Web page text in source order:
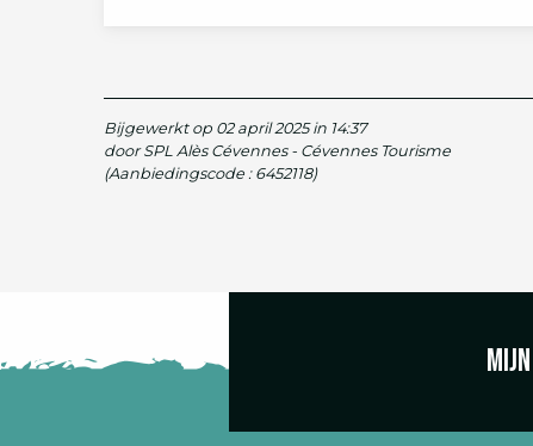
Bijgewerkt op 02 april 2025 in 14:37
door SPL Alès Cévennes - Cévennes Tourisme
(Aanbiedingscode : 6452118)